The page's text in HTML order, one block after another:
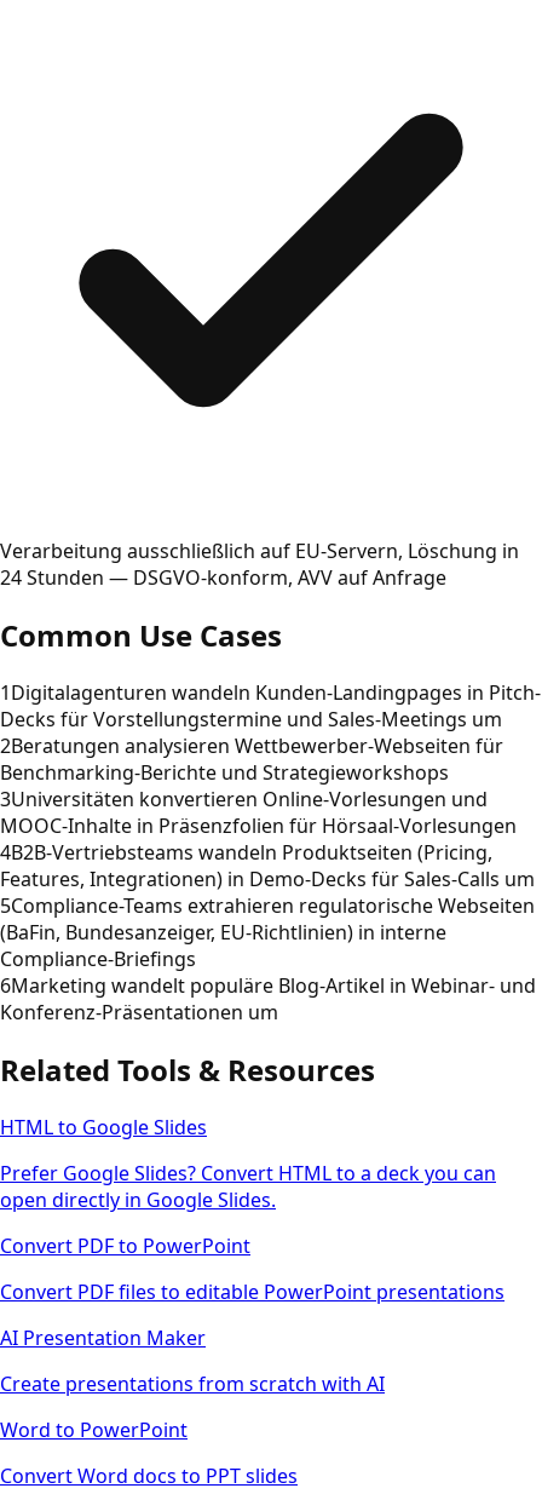
Verarbeitung ausschließlich auf EU-Servern, Löschung in
24 Stunden — DSGVO-konform, AVV auf Anfrage
Common Use Cases
1Digitalagenturen wandeln Kunden-Landingpages in Pitch-
Decks für Vorstellungstermine und Sales-Meetings um
2Beratungen analysieren Wettbewerber-Webseiten für
Benchmarking-Berichte und Strategieworkshops
3Universitäten konvertieren Online-Vorlesungen und
MOOC-Inhalte in Präsenzfolien für Hörsaal-Vorlesungen
4B2B-Vertriebsteams wandeln Produktseiten (Pricing,
Features, Integrationen) in Demo-Decks für Sales-Calls um
5Compliance-Teams extrahieren regulatorische Webseiten
(BaFin, Bundesanzeiger, EU-Richtlinien) in interne
Compliance-Briefings
6Marketing wandelt populäre Blog-Artikel in Webinar- und
Konferenz-Präsentationen um
Related Tools & Resources
HTML to Google Slides
Prefer Google Slides? Convert HTML to a deck you can
open directly in Google Slides.
Convert PDF to PowerPoint
Convert PDF files to editable PowerPoint presentations
AI Presentation Maker
Create presentations from scratch with AI
Word to PowerPoint
Convert Word docs to PPT slides